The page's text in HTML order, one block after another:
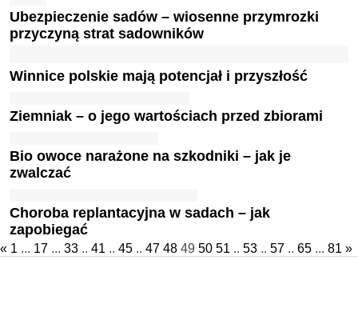
Ubezpieczenie sadów – wiosenne przymrozki
przyczyną strat sadowników
Winnice polskie mają potencjał i przyszłość
Ziemniak – o jego wartościach przed zbiorami
Bio owoce narażone na szkodniki – jak je
zwalczać
Choroba replantacyjna w sadach – jak
zapobiegać
« 1 ... 17 ... 33 .. 41 .. 45 .. 47 48 49 50 51 .. 53 .. 57 .. 65 ... 81 »